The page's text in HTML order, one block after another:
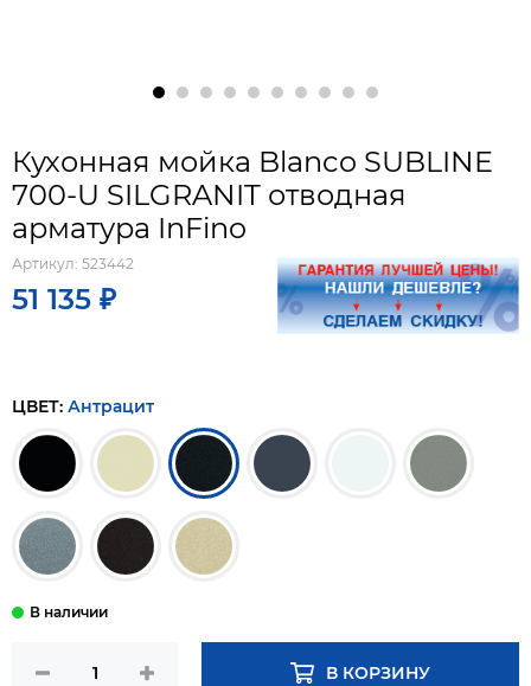
Кухонная мойка Blanco SUBLINE
700-U SILGRANIT отводная
арматура InFino
Артикул: 523442
51 135 ₽
ЦВЕТ: Антрацит
В КОРЗИНУ